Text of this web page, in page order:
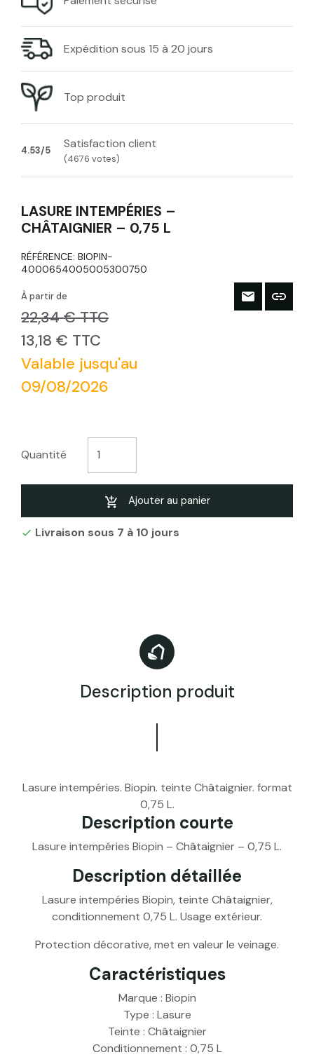
Expédition sous 15 à 20 jours
Top produit
4.53/5 Satisfaction client
(4676 votes)
LASURE INTEMPÉRIES –
CHÂTAIGNIER – 0,75 L
RÉFÉRENCE: BIOPIN-
4000654005005300750
À partir de
22,34 € TTC
13,18 € TTC
Valable jusqu'au
09/08/2026
Quantité
Ajouter au panier
 Livraison sous 7 à 10 jours
Description produit
Lasure intempéries. Biopin. teinte Châtaignier. format
0,75 L.
Description courte
Lasure intempéries Biopin – Châtaignier – 0,75 L.
Description détaillée
Lasure intempéries Biopin, teinte Châtaignier,
conditionnement 0,75 L. Usage extérieur.
Protection décorative, met en valeur le veinage.
Caractéristiques
Marque : Biopin
Type : Lasure
Teinte : Châtaignier
Conditionnement : 0,75 L